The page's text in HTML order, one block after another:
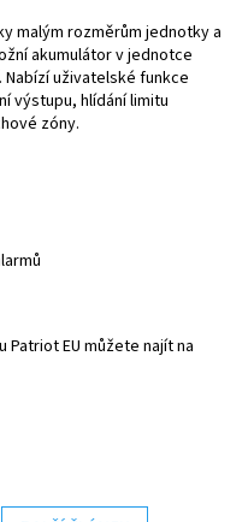
malým rozměrům jednotky a
akumulátor v jednotce
uživatelské funkce
výstupu, hlídání limitu
zóny.
Patriot EU můžete najít na